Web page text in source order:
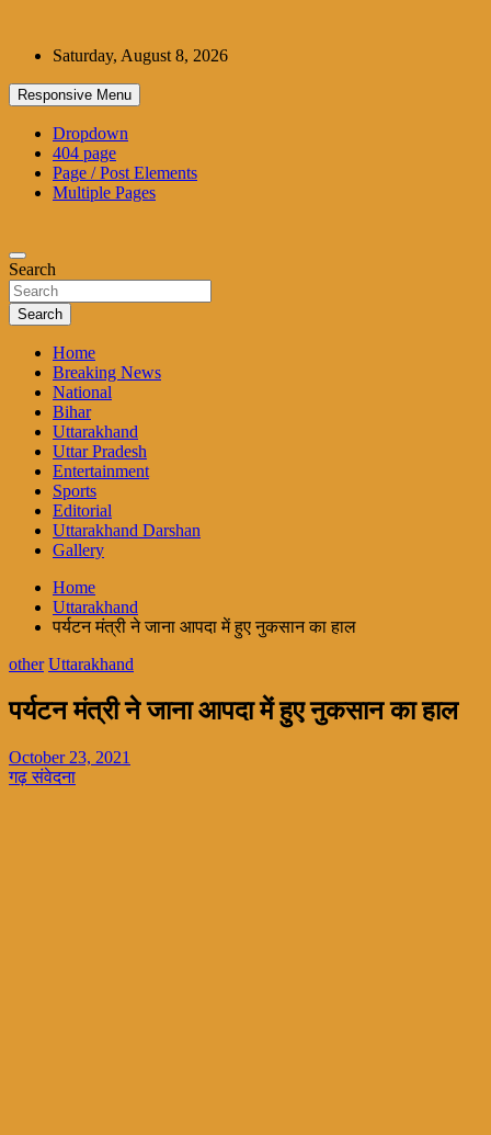
contentSaturday, August 8, 2026
Responsive Menu
Dropdown
404 page
Page / Post Elements
Multiple Pages
Search
Search
Home
Breaking News
National
Bihar
Uttarakhand
Uttar Pradesh
Entertainment
Sports
Editorial
Uttarakhand Darshan
Gallery
Home
Uttarakhand
पर्यटन मंत्री ने जाना आपदा में हुए नुकसान का हाल
other Uttarakhand
पर्यटन मंत्री ने जाना आपदा में हुए नुकसान का हाल
October 23, 2021
गढ़ संवेदना